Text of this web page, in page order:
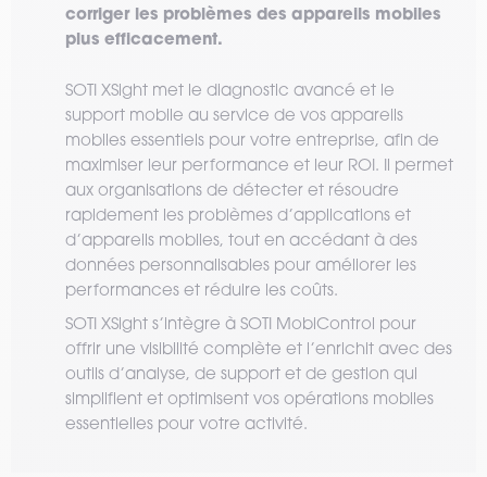
corriger les problèmes des appareils mobiles
plus efficacement.
SOTI XSight met le diagnostic avancé et le
support mobile au service de vos appareils
mobiles essentiels pour votre entreprise, afin de
maximiser leur performance et leur ROI. Il permet
aux organisations de détecter et résoudre
rapidement les problèmes d’applications et
d’appareils mobiles, tout en accédant à des
données personnalisables pour améliorer les
performances et réduire les coûts.
SOTI XSight s’intègre à SOTI MobiControl pour
offrir une visibilité complète et l’enrichit avec des
outils d’analyse, de support et de gestion qui
simplifient et optimisent vos opérations mobiles
essentielles pour votre activité.